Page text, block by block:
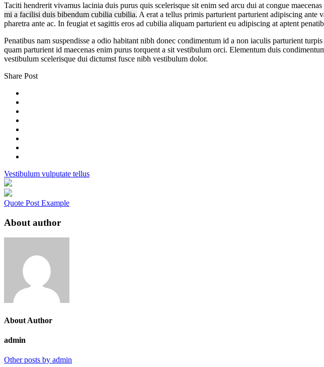
Taciti hendrerit vivamus lacinia duis purus quis scelerisque sit enim sed arcu dui at congue maecenas
mi a facilisi duis bibendum cubilia cubilia. A erat a tellus primis parturient parturient adipiscing ante
pharetra ante ac. In feugiat et sagittis eros ad cubilia aliquam parturient eu adipiscing at aptent
Penatibus nam suspendisse a odio habitant nibh donec condimentum id a non iaculis parturient
quam parturient id maecenas enim purus torquent a sit vestibulum orci. Elementum duis
vestibulum scelerisque dui dictumst fusce nibh vestibulum dolor.
Share Post
Vestibulum vulputate tellus
Quote Post Example
About author
About Author
admin
Other posts by admin